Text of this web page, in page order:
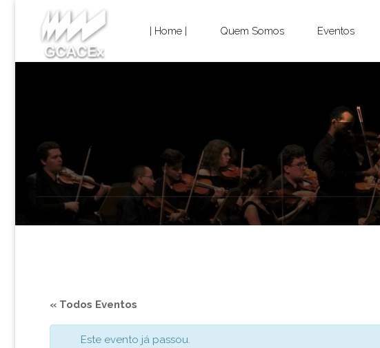
Extensão
Carlos
| Home | Quem Somos Eventos
« Todos Eventos
Este evento já passou.